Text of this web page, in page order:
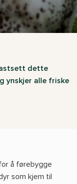
dette
ynskjer alle friske
å førebygge
som kjem til